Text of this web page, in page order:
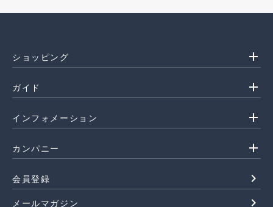
ショッピング add
ガイド add
インフォメーション add
カンパニー add
会員登録 navigate_next
メールマガジン navigate_next